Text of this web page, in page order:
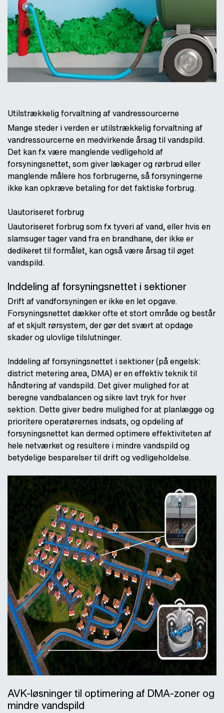
Utilstrækkelig forvaltning af vandressourcerne
Mange steder i verden er utilstrækkelig forvaltning af
vandressourcerne en medvirkende årsag til vandspild.
Det kan fx være manglende vedligehold af
forsyningsnettet, som giver lækager og rørbrud eller
manglende målere hos forbrugerne, så forsyningerne
ikke kan opkræve betaling for det faktiske forbrug.
Uautoriseret forbrug
Uautoriseret forbrug som fx tyveri af vand, eller hvis en
slamsuger tager vand fra en brandhane, der ikke er
dedikeret til formålet, kan også være årsag til øget
vandspild.
Inddeling af forsyningsnettet i sektioner
Drift af vandforsyningen er ikke en let opgave.
Forsyningsnettet dækker ofte et stort område og består
af et skjult rørsystem, der gør det svært at opdage
skader og ulovlige tilslutninger.
Inddeling af forsyningsnettet i sektioner (på engelsk:
district metering area, DMA) er en effektiv teknik til
håndtering af vandspild. Det giver mulighed for at
beregne vandbalancen og sikre lavt tryk for hver
sektion. Dette giver bedre mulighed for at planlægge og
prioritere operatørernes indsats, og opdeling af
forsyningsnettet kan dermed optimere effektiviteten af
hele netværket og resultere i mindre vandspild og
betydelige besparelser til drift og vedligeholdelse.
AVK-løsninger til optimering af DMA-zoner og
mindre vandspild